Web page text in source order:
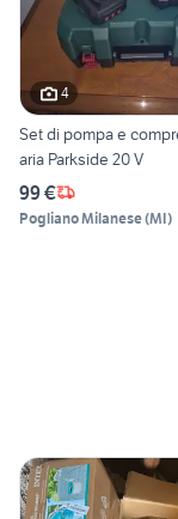
4
Set di pompa e
aria Parkside 20 V
99 €
Pogliano Milanese(MI)